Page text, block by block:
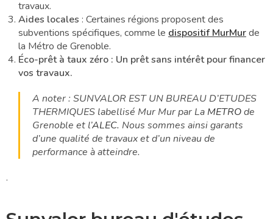
travaux.
Aides locales : Certaines régions proposent des
subventions spécifiques, comme le dispositif MurMurde
la Métro de Grenoble.
Éco-prêt à taux zéro : Un prêt sans intérêt pour financer
vos travaux.
A noter : SUNVALOR EST UN BUREAU D’ETUDES
THERMIQUES labellisé Mur Mur par La METROde
Grenoble et l’ALEC. Nous sommes ainsi garants
d’une qualité de travaux et d’un niveau de
performance à atteindre.
.